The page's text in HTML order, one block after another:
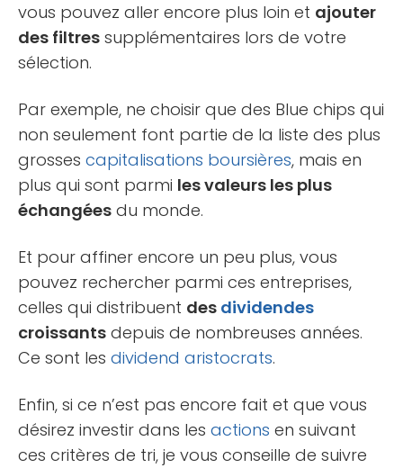
vous pouvez aller encore plus loin et ajouter
des filtres supplémentaires lors de votre
sélection.
Par exemple, ne choisir que des Blue chips qui
non seulement font partie de la liste des plus
grosses capitalisations boursières, mais en
plus qui sont parmi les valeurs les plus
échangées du monde.
Et pour affiner encore un peu plus, vous
pouvez rechercher parmi ces entreprises,
celles qui distribuent des dividendes
croissants depuis de nombreuses années.
Ce sont les dividend aristocrats.
Enfin, si ce n’est pas encore fait et que vous
désirez investir dans les actions en suivant
ces critères de tri, je vous conseille de suivre